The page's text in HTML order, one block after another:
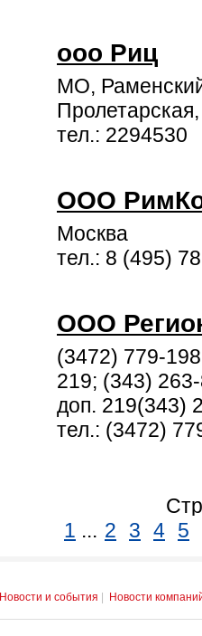
ооо Риц
МО,
тел.: 2294530
ООО
Москва
тел.: 8 (495)
ООО
(3472) 779-
219; (343)
доп. 219(343)
тел.: (3472)
1 ... 2 3 4 5
Новости и события Новости